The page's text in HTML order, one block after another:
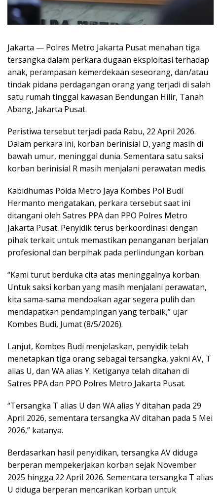
Jakarta — Polres Metro Jakarta Pusat menahan tiga
tersangka dalam perkara dugaan eksploitasi terhadap
anak, perampasan kemerdekaan seseorang, dan/atau
tindak pidana perdagangan orang yang terjadi di salah
satu rumah tinggal kawasan Bendungan Hilir, Tanah
Abang, Jakarta Pusat.
Peristiwa tersebut terjadi pada Rabu, 22 April 2026.
Dalam perkara ini, korban berinisial D, yang masih di
bawah umur, meninggal dunia. Sementara satu saksi
korban berinisial R masih menjalani perawatan medis.
Kabidhumas Polda Metro Jaya Kombes Pol Budi
Hermanto mengatakan, perkara tersebut saat ini
ditangani oleh Satres PPA dan PPO Polres Metro
Jakarta Pusat. Penyidik terus berkoordinasi dengan
pihak terkait untuk memastikan penanganan berjalan
profesional dan berpihak pada perlindungan korban.
“Kami turut berduka cita atas meninggalnya korban.
Untuk saksi korban yang masih menjalani perawatan,
kita sama-sama mendoakan agar segera pulih dan
mendapatkan pendampingan yang terbaik,” ujar
Kombes Budi, Jumat (8/5/2026).
Lanjut, Kombes Budi menjelaskan, penyidik telah
menetapkan tiga orang sebagai tersangka, yakni AV, T
alias U, dan WA alias Y. Ketiganya telah ditahan di
Satres PPA dan PPO Polres Metro Jakarta Pusat.
“Tersangka T alias U dan WA alias Y ditahan pada 29
April 2026, sementara tersangka AV ditahan pada 5 Mei
2026,” katanya.
Berdasarkan hasil penyidikan, tersangka AV diduga
berperan mempekerjakan korban sejak November
2025 hingga 22 April 2026. Sementara tersangka T alias
U diduga berperan mencarikan korban untuk